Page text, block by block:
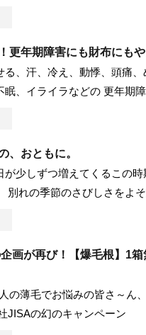
更年期障害にも財布にも
る、汗、冷え、動悸、頭痛、
眠、イライラなどの 更年期
、おともに。
が少しずつ増えてくるこの時
別れの季節のさびしさをよ
画が再び！【爆毛根】1
の薄毛でお悩みの皆さ～ん
JISAの幻のキャンペーン